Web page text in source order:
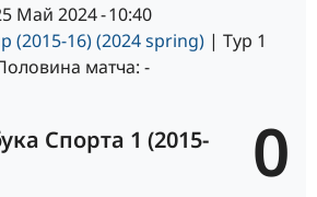
Май 2024-10:40
(2015-16) (2024 spring) | Тур 1
матча: -
Спорта 1 (2015- 0